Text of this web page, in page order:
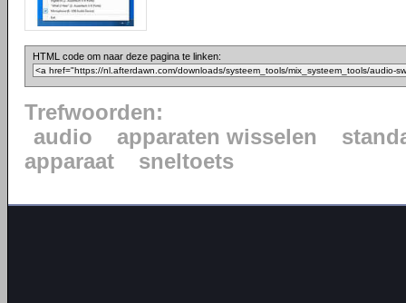
HTML code om naar deze pagina te linken:
Trefwoorden:
audio
apparaten wisselen
apparaat
sneltoets